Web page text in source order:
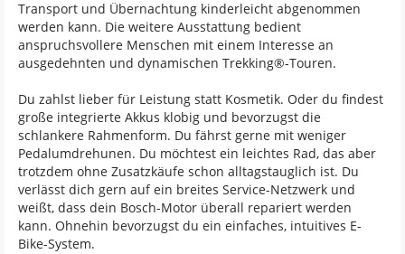
Transport und Übernachtung kinderleicht abgenommen
werden kann. Die weitere Ausstattung bedient
anspruchsvollere Menschen mit einem Interesse an
ausgedehnten und dynamischen Trekking®-Touren.
Du zahlst lieber für Leistung statt Kosmetik. Oder du findest
große integrierte Akkus klobig und bevorzugst die
schlankere Rahmenform. Du fährst gerne mit weniger
Pedalumdrehunen. Du möchtest ein leichtes Rad, das aber
trotzdem ohne Zusatzkäufe schon alltagstauglich ist. Du
verlässt dich gern auf ein breites Service-Netzwerk und
weißt, dass dein Bosch-Motor überall repariert werden
kann. Ohnehin bevorzugst du ein einfaches, intuitives E-
Bike-System.